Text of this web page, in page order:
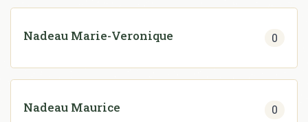
Nadeau Marie-Veronique 0
Nadeau Maurice 0